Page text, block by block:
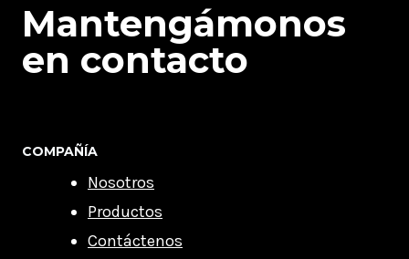
Mantengámonos
en contacto
COMPAÑÍA
Nosotros
Productos
Contáctenos